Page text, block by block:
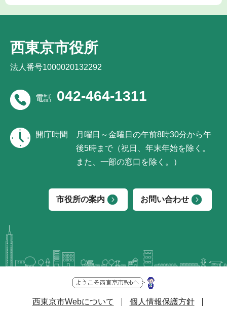
西東京市役所
法人番号1000020132292
電話 042-464-1311
開庁時間
月曜日～金曜日の午前8時30分から午
後5時まで（祝日、年末年始を除く。
また、一部の窓口を除く。）
市役所の案内 お問い合わせ
西東京市Webについて 個人情報保護方針